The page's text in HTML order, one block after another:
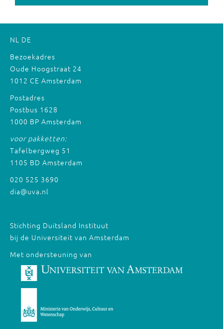
NL DE
Bezoekadres
Oude Hoogstraat 24
1012 CE Amsterdam
Postadres
Postbus 1628
1000 BP Amsterdam
voor pakketten:
Tafelbergweg 51
1105 BD Amsterdam
020 525 3690
dia@uva.nl
Stichting Duitsland Instituut
bij de Universiteit van Amsterdam
Met ondersteuning van